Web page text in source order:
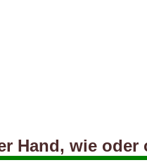
Hand, wie